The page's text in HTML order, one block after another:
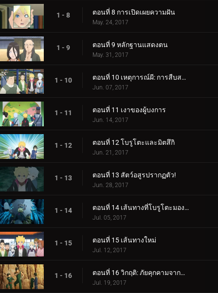
1 - 8 ตอนที่ 8 การเปิดเผยความฝัน
May. 24, 2017
1 - 9 ตอนที่ 9 หลักฐานแสดงตน
May. 31, 2017
1 - 10 ตอนที่ 10 เหตุการณ์ผี: การสืบสวนเริ่มต้นขึ้น!
Jun. 07, 2017
1 - 11 ตอนที่ 11 เงาของผู้บงการ
Jun. 14, 2017
1 - 12 ตอนที่ 12 โบรูโตะและมิตสึกิ
Jun. 21, 2017
1 - 13 ตอนที่ 13 สัตว์อสูรปรากฏตัว!
Jun. 28, 2017
1 - 14 ตอนที่ 14 เส้นทางที่โบรูโตะมองเห็น
Jul. 05, 2017
1 - 15 ตอนที่ 15 เส้นทางใหม่
Jul. 12, 2017
1 - 16 ตอนที่ 16 วิกฤติ: ภัยคุกคามจากความล้มเหลว!
Jul. 19, 2017